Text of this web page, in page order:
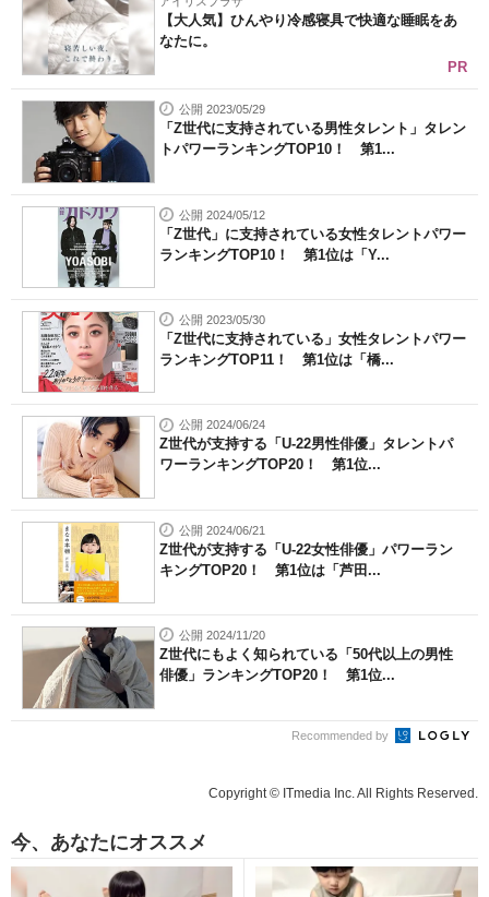
【大人気】ひんやり冷感寝具で快適な睡眠をあ
なたに。
PR
公開 2023/05/29
「Z世代に支持されている男性タレント」タレン
トパワーランキングTOP10！ 第1...
公開 2024/05/12
「Z世代」に支持されている女性タレントパワー
ランキングTOP10！ 第1位は「Y...
公開 2023/05/30
「Z世代に支持されている」女性タレントパワー
ランキングTOP11！ 第1位は「橋...
公開 2024/06/24
Z世代が支持する「U-22男性俳優」タレントパ
ワーランキングTOP20！ 第1位...
公開 2024/06/21
Z世代が支持する「U-22女性俳優」パワーラン
キングTOP20！ 第1位は「芦田...
公開 2024/11/20
Z世代にもよく知られている「50代以上の男性
俳優」ランキングTOP20！ 第1位...
Recommended by
Copyright © ITmedia Inc. All Rights Reserved.
今、あなたにオススメ